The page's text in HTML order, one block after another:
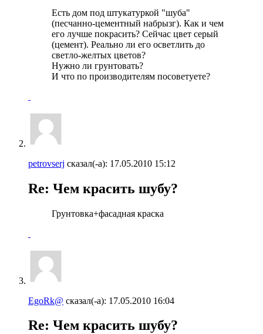
Есть дом под штукатуркой "шуба"
(песчанно-цементный набрызг). Как и чем
его лучше покрасить? Сейчас цвет серый
(цемент). Реально ли его осветлить до
светло-желтых цветов?
Нужно ли грунтовать?
И что по производителям посоветуете?
petrovserj сказал(-а): 17.05.2010 15:12
Re: Чем красить шубу?
Грунтовка+фасадная краска
EgoRk@ сказал(-а): 17.05.2010 16:04
Re: Чем красить шубу?